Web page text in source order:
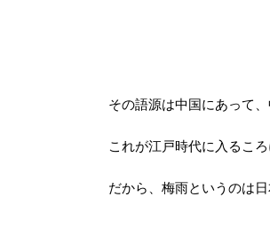
その語源は中国にあって
これが江戸時代に入るこ
だから、梅雨というのは